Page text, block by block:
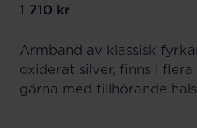
Pris: 1 710 kr
1 710 kr
Armband av klassisk
oxiderat silver, finns i flera
gärna med tillhörande